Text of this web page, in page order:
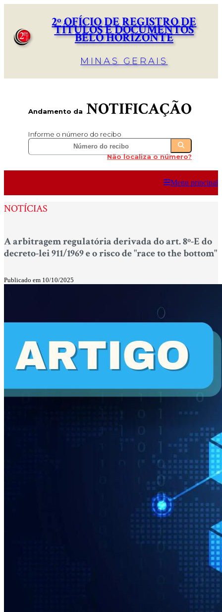
2º OFÍCIO DE REGISTRO DE
TÍTULOS E DOCUMENTOS
BELO HORIZONTE
MINAS GERAIS
Andamento da NOTIFICAÇÃO
Informe o número do recibo
Não localiza o número?
Menu principal
NOTÍCIAS
A arbitragem regulatória derivada do art. 8º-E do
decreto-lei 911/1969 e o risco de "race to the bottom"
Publicado em 10/10/2025